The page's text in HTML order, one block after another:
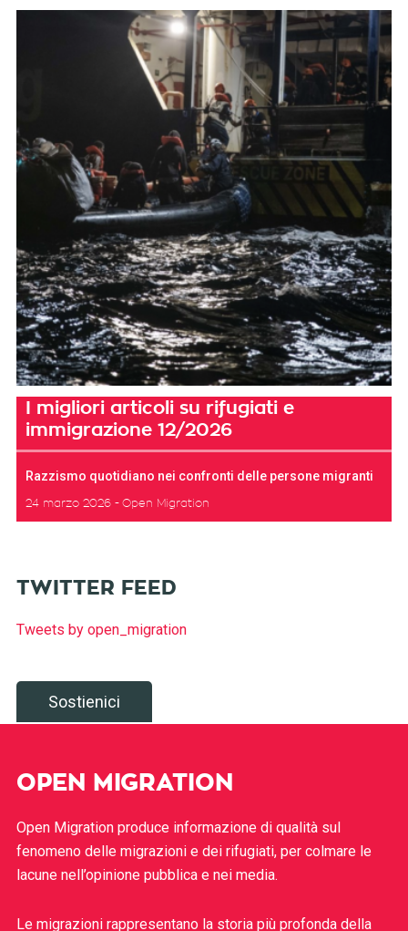
I migliori articoli su rifugiati e
immigrazione 12/2026
Razzismo quotidiano nei confronti delle persone migranti
24 marzo 2026 Open Migration
TWITTER FEED
Tweets by open_migration
Sostienici
OPEN MIGRATION
Open Migration produce informazione di qualità sul
fenomeno delle migrazioni e dei rifugiati, per colmare le
lacune nell’opinione pubblica e nei media.
Le migrazioni rappresentano la storia più profonda della